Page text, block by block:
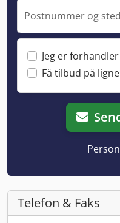
Postnummer og sted
Jeg er forhandler
Få tilbud på
Telefon & Faks